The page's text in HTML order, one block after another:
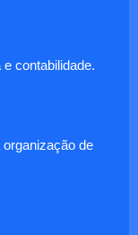
contabilidade.
de